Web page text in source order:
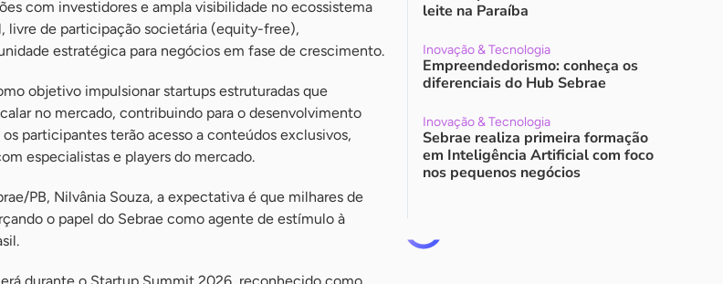
com investidores e ampla visibilidade no ecossistema
livre de participação societária (equity-free),
estratégica para negócios em fase de crescimento.
objetivo impulsionar startups estruturadas que
no mercado, contribuindo para o desenvolvimento
participantes terão acesso a conteúdos exclusivos,
especialistas e players do mercado.
PB, Nilvânia Souza, a expectativa é que milhares de
o papel do Sebrae como agente de estímulo à
leite na Paraíba
Inovação & Tecnologia
Empreendedorismo: conheça os
diferenciais do Hub Sebrae
Inovação & Tecnologia
Sebrae realiza primeira formação
em Inteligência Artificial com foco
nos pequenos negócios